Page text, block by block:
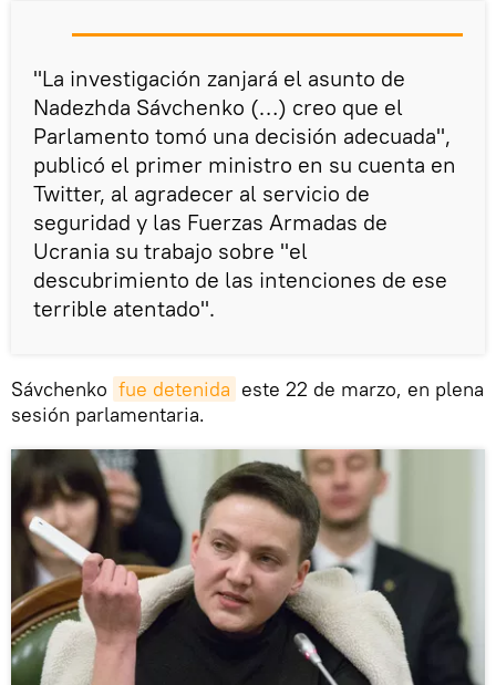
"La investigación zanjará el asunto de
Nadezhda Sávchenko (…) creo que el
Parlamento tomó una decisión adecuada",
publicó el primer ministro en su cuenta en
Twitter, al agradecer al servicio de
seguridad y las Fuerzas Armadas de
Ucrania su trabajo sobre "el
descubrimiento de las intenciones de ese
terrible atentado".
Sávchenko fue detenida este 22 de marzo, en plena
sesión parlamentaria.